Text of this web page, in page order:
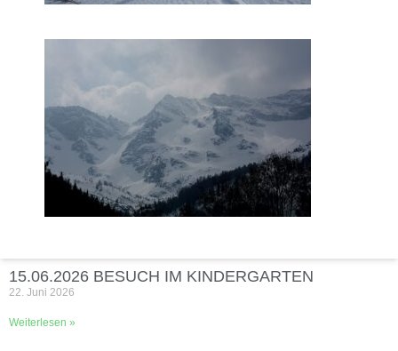
15.06.2026 BESUCH IM KINDERGARTEN
22. Juni 2026
Weiterlesen »